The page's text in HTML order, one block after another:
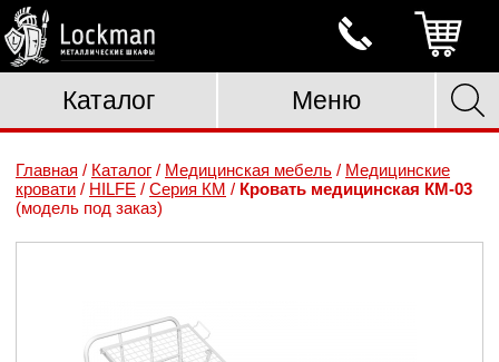
Каталог Меню
Главная / Каталог / Медицинская мебель / Медицинские
кровати / HILFE / Серия КМ / Кровать медицинская КМ-03
(модель под заказ)